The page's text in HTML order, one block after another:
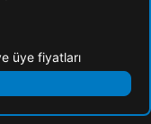
üye fiyatları